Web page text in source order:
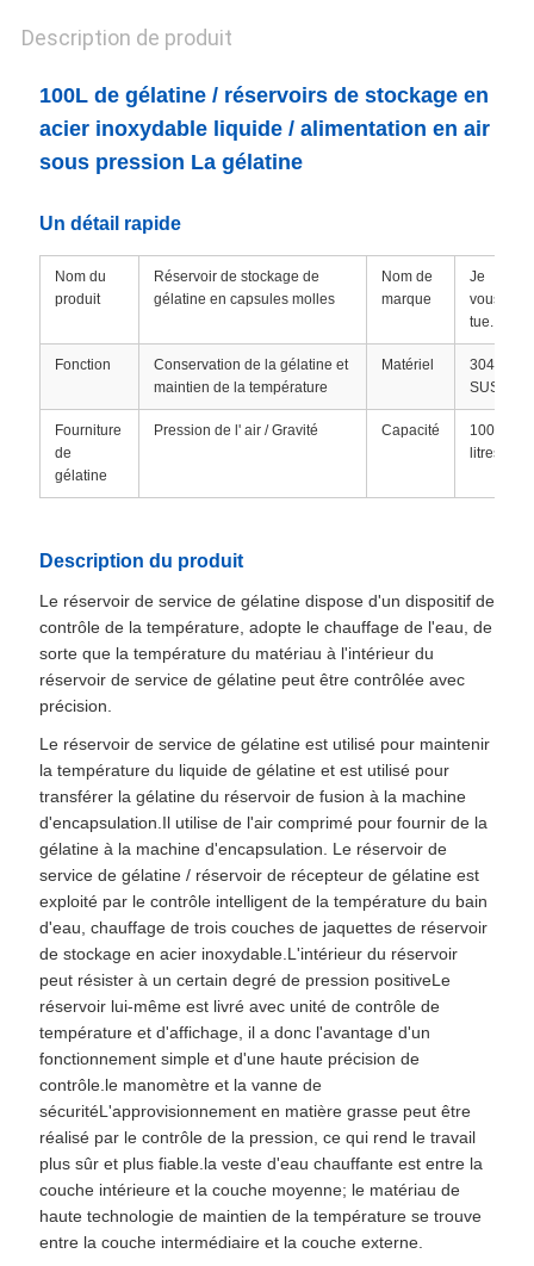
Description de produit
100L de gélatine / réservoirs de stockage en
acier inoxydable liquide / alimentation en air
sous pression La gélatine
Un détail rapide
Nom du
produit
Réservoir de stockage de
gélatine en capsules molles
Nom de
marque
Je
vous
tue.
Fonction
Conservation de la gélatine et
maintien de la température
Matériel
304
SUS
Fourniture
de
gélatine
Pression de l' air / Gravité Capacité
100
litres
Description du produit
Le réservoir de service de gélatine dispose d'un dispositif de
contrôle de la température, adopte le chauffage de l'eau, de
sorte que la température du matériau à l'intérieur du
réservoir de service de gélatine peut être contrôlée avec
précision.
Le réservoir de service de gélatine est utilisé pour maintenir
la température du liquide de gélatine et est utilisé pour
transférer la gélatine du réservoir de fusion à la machine
d'encapsulation.Il utilise de l'air comprimé pour fournir de la
gélatine à la machine d'encapsulation. Le réservoir de
service de gélatine / réservoir de récepteur de gélatine est
exploité par le contrôle intelligent de la température du bain
d'eau, chauffage de trois couches de jaquettes de réservoir
de stockage en acier inoxydable.L'intérieur du réservoir
peut résister à un certain degré de pression positiveLe
réservoir lui-même est livré avec unité de contrôle de
température et d'affichage, il a donc l'avantage d'un
fonctionnement simple et d'une haute précision de
contrôle.le manomètre et la vanne de
sécuritéL'approvisionnement en matière grasse peut être
réalisé par le contrôle de la pression, ce qui rend le travail
plus sûr et plus fiable.la veste d'eau chauffante est entre la
couche intérieure et la couche moyenne; le matériau de
haute technologie de maintien de la température se trouve
entre la couche intermédiaire et la couche externe.